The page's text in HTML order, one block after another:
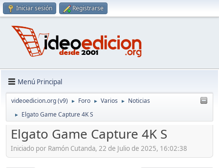
Iniciar sesión Registrarse
Menú Principal
videoedicion.org (v9) ► Foro ► Varios ► Noticias
► Elgato Game Capture 4K S
Elgato Game Capture 4K S
Iniciado por Ramón Cutanda, 22 de Julio de 2025, 16:02:38